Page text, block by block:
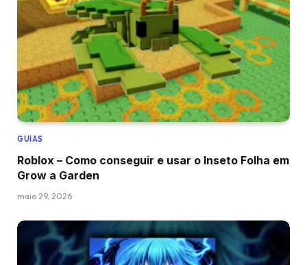
GUIAS
Roblox – Como conseguir e usar o Inseto Folha em
Grow a Garden
maio 29, 2026